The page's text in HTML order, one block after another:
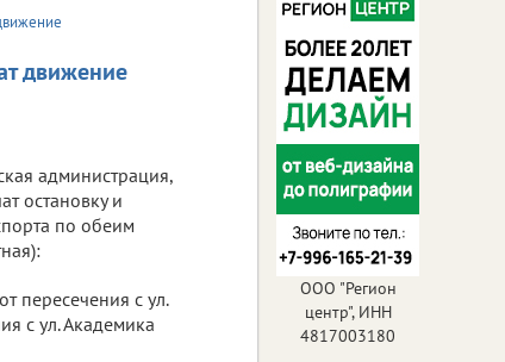
движение
администрация,
остановку и
по обеим
пересечения с ул.
с ул. Академика
ООО "Регион
центр", ИНН
4817003180